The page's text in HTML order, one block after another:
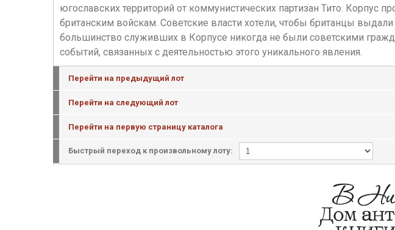
югославских территорий от коммунистических партизан Тито. Корпус
британским войскам. Советские власти хотели, чтобы британцы
большинство служивших в Корпусе никогда не были советскими
событий, связанных с деятельностью этого уникального явления.
Перейти на предыдущий лот
Перейти на следующий лот
Перейти на первую страницу каталога
Быстрый переход к произвольному лоту: